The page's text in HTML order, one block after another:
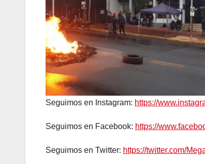
Seguimos en Instagram: https://
Seguimos en Facebook: https://
Seguimos en Twitter: https://twitter.com/